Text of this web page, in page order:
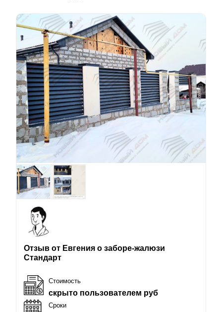
Отзыв от Евгения о заборе-жалюзи
Стандарт
Стоимость
скрыто пользователем руб
Сроки